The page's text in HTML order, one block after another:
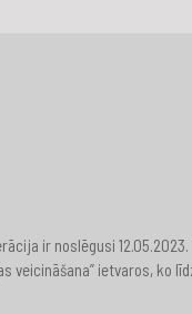
ir noslēgusi
veicināšana” ietvaros, ko